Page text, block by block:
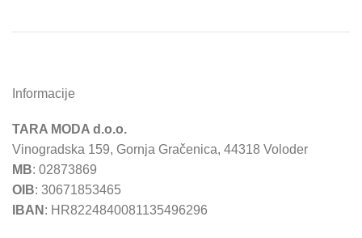
Informacije
TARA MODA d.o.o.
Vinogradska 159, Gornja Gračenica, 44318 Voloder
MB: 02873869
OIB: 30671853465
IBAN : HR8224840081135496296